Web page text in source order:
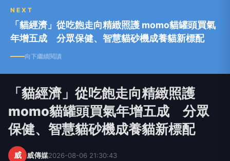
NEXT
「貓經濟」從吃飽走向精緻照護 momo貓罐頭買氣
年增五成 分眾保健、智慧貓砂機成養貓新標配
向下繼續閱讀
「貓經濟」從吃飽走向精緻照護
momo貓罐頭買氣年增五成 分眾
保健、智慧貓砂機成養貓新標配
威 威傳媒2026-08-06 21:30:43